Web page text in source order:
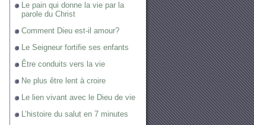
Le pain qui donne la vie par la
parole du Christ
Comment Dieu est-il amour?
Le Seigneur fortifie ses enfants
Être conduits vers la vie
Ne plus être lent à croire
Le lien vivant avec le Dieu de vie
L’histoire du salut en 7 minutes